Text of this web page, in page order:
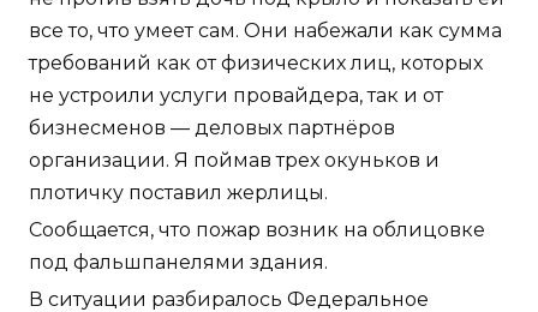
все то, что умеет сам. Они набежали как сумма
требований как от физических лиц, которых
не устроили услуги провайдера, так и от
бизнесменов — деловых партнёров
организации. Я поймав трех окуньков и
плотичку поставил жерлицы.
Сообщается, что пожар возник на облицовке
под фальшпанелями здания.
В ситуации разбиралось Федеральное